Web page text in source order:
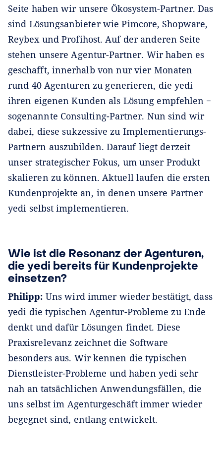
Seite haben wir unsere Ökosystem-Partner. Das
sind Lösungsanbieter wie Pimcore, Shopware,
Reybex und Profihost. Auf der anderen Seite
stehen unsere Agentur-Partner. Wir haben es
geschafft, innerhalb von nur vier Monaten
rund 40 Agenturen zu generieren, die yedi
ihren eigenen Kunden als Lösung empfehlen −
sogenannte Consulting-Partner. Nun sind wir
dabei, diese sukzessive zu Implementierungs-
Partnern auszubilden. Darauf liegt derzeit
unser strategischer Fokus, um unser Produkt
skalieren zu können. Aktuell laufen die ersten
Kundenprojekte an, in denen unsere Partner
yedi selbst implementieren.
Wie ist die Resonanz der Agenturen,
die yedi bereits für Kundenprojekte
einsetzen?
Philipp: Uns wird immer wieder bestätigt, dass
yedi die typischen Agentur-Probleme zu Ende
denkt und dafür Lösungen findet. Diese
Praxisrelevanz zeichnet die Software
besonders aus. Wir kennen die typischen
Dienstleister-Probleme und haben yedi sehr
nah an tatsächlichen Anwendungsfällen, die
uns selbst im Agenturgeschäft immer wieder
begegnet sind, entlang entwickelt.